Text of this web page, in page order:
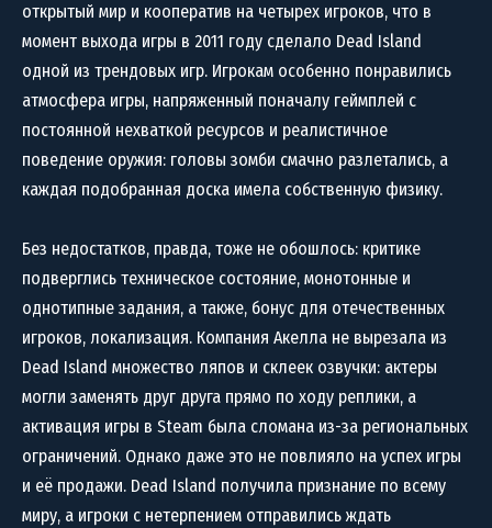
открытый мир и кооператив на четырех игроков, что в
момент выхода игры в 2011 году сделало Dead Island
одной из трендовых игр. Игрокам особенно понравились
атмосфера игры, напряженный поначалу геймплей с
постоянной нехваткой ресурсов и реалистичное
поведение оружия: головы зомби смачно разлетались, а
каждая подобранная доска имела собственную физику.
Без недостатков, правда, тоже не обошлось: критике
подверглись техническое состояние, монотонные и
однотипные задания, а также, бонус для отечественных
игроков, локализация. Компания Акелла не вырезала из
Dead Island множество ляпов и склеек озвучки: актеры
могли заменять друг друга прямо по ходу реплики, а
активация игры в Steam была сломана из-за региональных
ограничений. Однако даже это не повлияло на успех игры
и её продажи. Dead Island получила признание по всему
миру, а игроки с нетерпением отправились ждать